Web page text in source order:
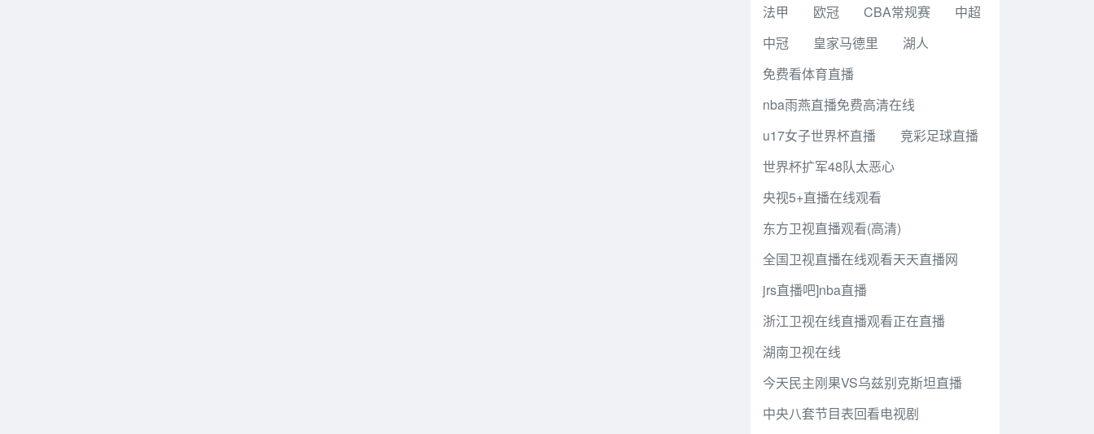
法甲
欧冠 CBA常规赛
中超
中冠
皇家马德里
湖人
免费看体育直播
nba雨燕直播免费高清在线
u17女子世界杯直播
竞彩足球直播
世界杯扩军48队太恶心
央视5+直播在线观看
东方卫视直播观看(高清)
全国卫视直播在线观看天天直播网
jrs直播吧]nba直播
浙江卫视在线直播观看正在直播
湖南卫视在线
今天民主刚果VS乌兹别克斯坦直播
中央八套节目表回看电视剧